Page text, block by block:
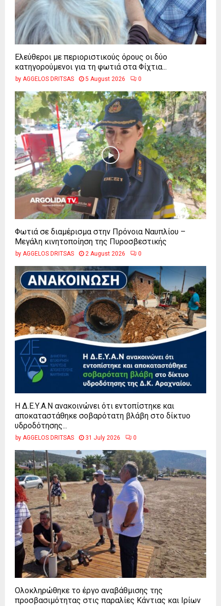
Ελεύθεροι με περιοριστικούς όρους οι δύο
κατηγορούμενοι για τη φωτιά στα Φίχτια...
by AGGELOS DRITSAS 5 August 2026 0
Φωτιά σε διαμέρισμα στην Πρόνοια Ναυπλίου –
Μεγάλη κινητοποίηση της Πυροσβεστικής
by AGGELOS DRITSAS 2 August 2026 0
Η Δ.Ε.Υ.Α.Ν ανακοινώνει ότι εντοπίστηκε και
αποκαταστάθηκε σοβαρότατη βλάβη στο δίκτυο
υδροδότησης...
by AGGELOS DRITSAS 31 July 2026 0
Ολοκληρώθηκε το έργο αναβάθμισης της
προσβασιμότητας στις παραλίες Κάντιας και Ιρίων